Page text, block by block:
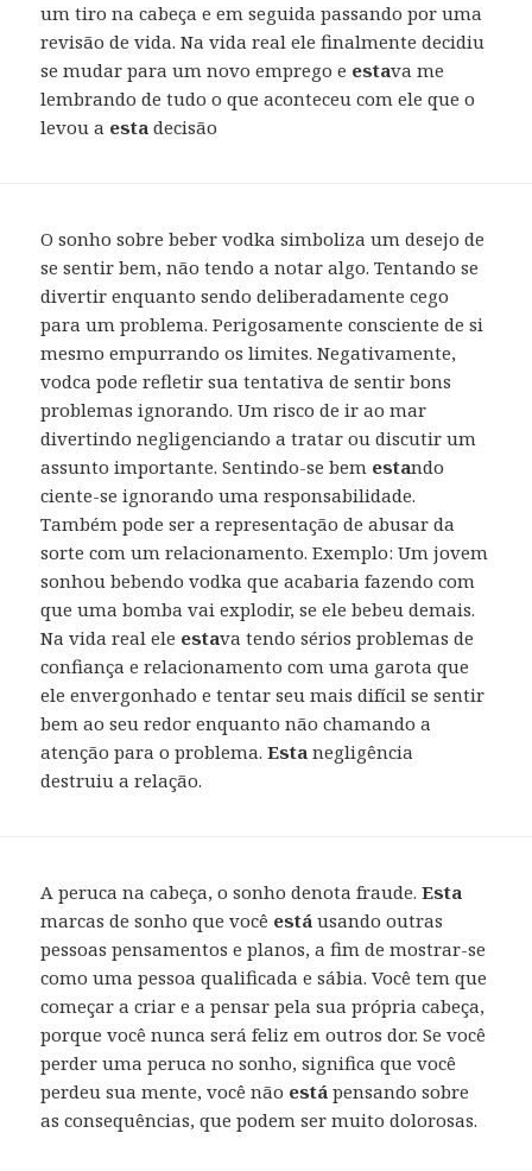
um tiro na cabeça e em seguida passando por uma
revisão de vida. Na vida real ele finalmente decidiu
se mudar para um novo emprego e estava me
lembrando de tudo o que aconteceu com ele que o
levou a esta decisão
O sonho sobre beber vodka simboliza um desejo de
se sentir bem, não tendo a notar algo. Tentando se
divertir enquanto sendo deliberadamente cego
para um problema. Perigosamente consciente de si
mesmo empurrando os limites. Negativamente,
vodca pode refletir sua tentativa de sentir bons
problemas ignorando. Um risco de ir ao mar
divertindo negligenciando a tratar ou discutir um
assunto importante. Sentindo-se bem estando
ciente-se ignorando uma responsabilidade.
Também pode ser a representação de abusar da
sorte com um relacionamento. Exemplo: Um jovem
sonhou bebendo vodka que acabaria fazendo com
que uma bomba vai explodir, se ele bebeu demais.
Na vida real ele estava tendo sérios problemas de
confiança e relacionamento com uma garota que
ele envergonhado e tentar seu mais difícil se sentir
bem ao seu redor enquanto não chamando a
atenção para o problema.Esta negligência
destruiu a relação.
A peruca na cabeça, o sonho denota fraude.Esta
marcas de sonho que você está usando outras
pessoas pensamentos e planos, a fim de mostrar-se
como uma pessoa qualificada e sábia. Você tem que
começar a criar e a pensar pela sua própria cabeça,
porque você nunca será feliz em outros dor. Se você
perder uma peruca no sonho, significa que você
perdeu sua mente, você não está pensando sobre
as consequências, que podem ser muito dolorosas.